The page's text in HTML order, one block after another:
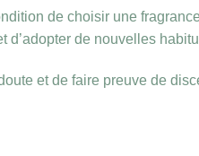
de choisir une
de nouvelles
et de faire preuve de